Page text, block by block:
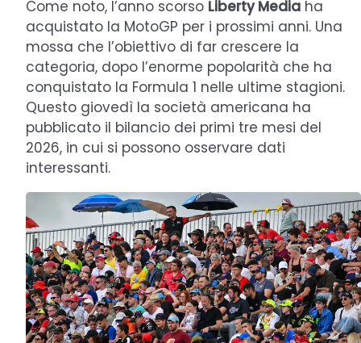
Come noto, l’anno scorso Liberty Media ha
acquistato la MotoGP per i prossimi anni. Una
mossa che l’obiettivo di far crescere la
categoria, dopo l’enorme popolarità che ha
conquistato la Formula 1 nelle ultime stagioni.
Questo giovedì la società americana ha
pubblicato il bilancio dei primi tre mesi del
2026, in cui si possono osservare dati
interessanti.